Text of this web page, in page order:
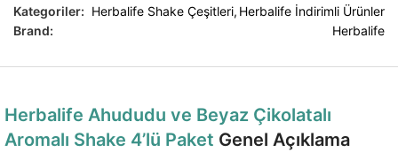
Kategoriler: Herbalife Shake Çeşitleri, Herbalife İndirimli Ürünler
Brand:
Herbalife
Herbalife Ahududu ve Beyaz Çikolatalı
Aromalı Shake 4’lü Paket Genel Açıklama